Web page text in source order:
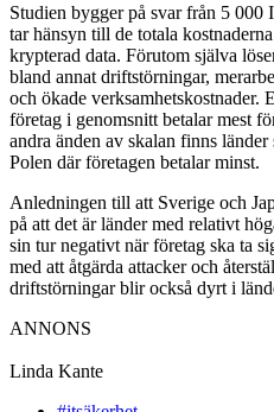
Studien bygger på svar från 5 000
tar hänsyn till de totala
krypterad data. Förutom själva
bland annat driftstörningar,
och ökade verksamhetskostnader.
företag i genomsnitt betalar mest
andra änden av skalan finns
Polen där företagen betalar minst.
Anledningen till att Sverige och
på att det är länder med relativt
sin tur negativt när företag ska ta
med att åtgärda attacker och
driftstörningar blir också dyrt i
ANNONS
Linda Kante